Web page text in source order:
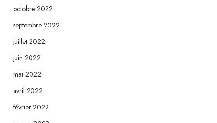
octobre 2022
septembre 2022
juillet 2022
juin 2022
mai 2022
avril 2022
février 2022